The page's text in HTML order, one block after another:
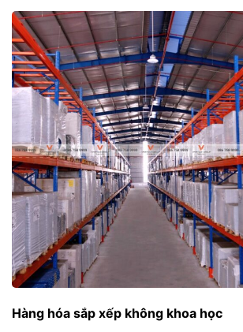
Hàng hóa sắp xếp không khoa học